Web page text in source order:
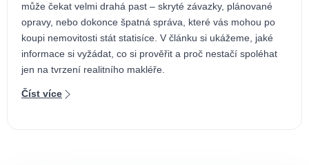
může čekat velmi drahá past – skryté závazky, plánované
opravy, nebo dokonce špatná správa, které vás mohou po
koupi nemovitosti stát statisíce. V článku si ukážeme, jaké
informace si vyžádat, co si prověřit a proč nestačí spoléhat
jen na tvrzení realitního makléře.
Číst více